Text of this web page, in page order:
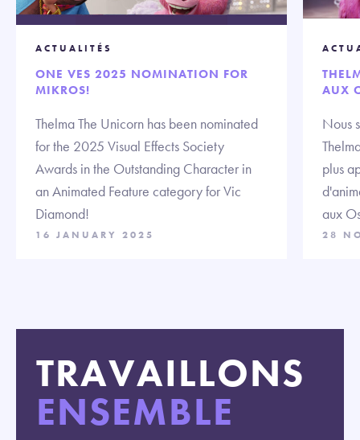
ACTUALITÉS
ONE VES 2025 NOMINATION FOR
MIKROS!
Thelma The Unicorn has been nominated
for the 2025 Visual Effects Society
Awards in the Outstanding Character in
an Animated Feature category for Vic
Diamond!
16 JANUARY 2025
AUX
Nous
plus
aux
28
TRAVAILLONS
ENSEMBLE